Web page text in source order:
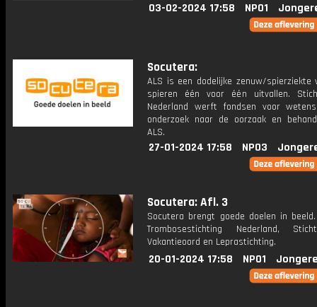
03-02-2024 17:58 NPO1
Socutera:
ALS is een dodelijke zenuw/spierziekte
spieren één voor één uitvallen.
Nederland werft fondsen voor
onderzoek naar de oorzaak en
ALS.
27-01-2024 17:58 NPO3
Socutera: Afl. 3
Socutera brengt goede doelen in
Trombosestichting Nederland,
Vakantieoord en Leprastichting.
20-01-2024 17:58 NPO1